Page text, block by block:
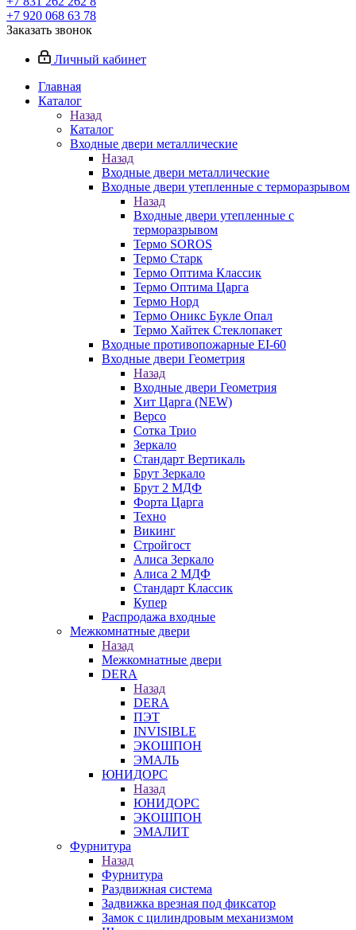
+7 920 068 63 78
Заказать звонок
Личный кабинет
Главная
Каталог
Назад
Каталог
Входные двери металлические
Назад
Входные двери металлические
Входные двери утепленные с терморазрывом
Назад
Входные двери утепленные с
терморазрывом
Термо SOROS
Термо Старк
Термо Оптима Классик
Термо Оптима Царга
Термо Норд
Термо Оникс Букле Опал
Термо Хайтек Стеклопакет
Входные противопожарные EI-60
Входные двери Геометрия
Назад
Входные двери Геометрия
Хит Царга (NEW)
Версо
Сотка Трио
Зеркало
Стандарт Вертикаль
Брут Зеркало
Брут 2 МДФ
Форта Царга
Техно
Викинг
Стройгост
Алиса Зеркало
Алиса 2 МДФ
Стандарт Классик
Купер
Распродажа входные
Межкомнатные двери
Назад
Межкомнатные двери
DERA
Назад
DERA
ПЭТ
INVISIBLE
ЭКОШПОН
ЭМАЛЬ
ЮНИДОРС
Назад
ЮНИДОРС
ЭКОШПОН
ЭМАЛИТ
Фурнитура
Назад
Фурнитура
Раздвижная система
Задвижка врезная под фиксатор
Замок с цилиндровым механизмом